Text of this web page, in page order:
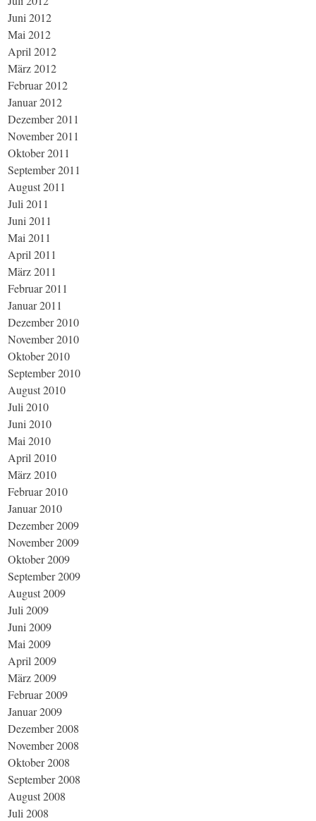
Juni 2012
Mai 2012
April 2012
März 2012
Februar 2012
Januar 2012
Dezember 2011
November 2011
Oktober 2011
September 2011
August 2011
Juli 2011
Juni 2011
Mai 2011
April 2011
März 2011
Februar 2011
Januar 2011
Dezember 2010
November 2010
Oktober 2010
September 2010
August 2010
Juli 2010
Juni 2010
Mai 2010
April 2010
März 2010
Februar 2010
Januar 2010
Dezember 2009
November 2009
Oktober 2009
September 2009
August 2009
Juli 2009
Juni 2009
Mai 2009
April 2009
März 2009
Februar 2009
Januar 2009
Dezember 2008
November 2008
Oktober 2008
September 2008
August 2008
Juli 2008